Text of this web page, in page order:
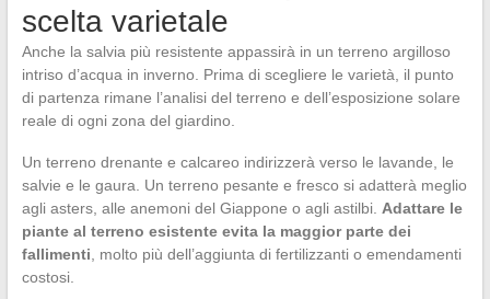
scelta varietale
Anche la salvia più resistente appassirà in un terreno argilloso
intriso d’acqua in inverno. Prima di scegliere le varietà, il punto
di partenza rimane l’analisi del terreno e dell’esposizione solare
reale di ogni zona del giardino.
Un terreno drenante e calcareo indirizzerà verso le lavande, le
salvie e le gaura. Un terreno pesante e fresco si adatterà meglio
agli asters, alle anemoni del Giappone o agli astilbi. Adattare le
piante al terreno esistente evita la maggior parte dei
fallimenti , molto più dell’aggiunta di fertilizzanti o emendamenti
costosi.